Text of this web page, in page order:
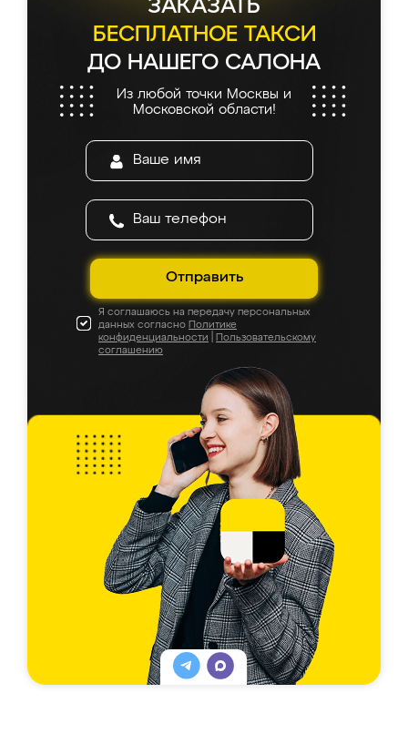
ЗАКАЗАТЬ
БЕСПЛАТНОЕ ТАКСИ
ДО НАШЕГО САЛОНА
Из любой точки Москвы и
Московской области!
Отправить
Я соглашаюсь на передачу персональных
данных согласно Политике
конфиденциальности
Пользовательскому
соглашению